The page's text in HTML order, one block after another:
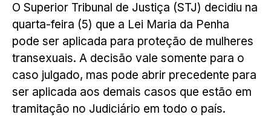
O Superior Tribunal de Justiça (STJ) decidiu na
quarta-feira (5) que a Lei Maria da Penha
pode ser aplicada para proteção de mulheres
transexuais. A decisão vale somente para o
caso julgado, mas pode abrir precedente para
ser aplicada aos demais casos que estão em
tramitação no Judiciário em todo o país.